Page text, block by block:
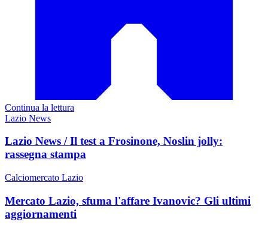
Continua la lettura
Lazio News
Lazio News / Il test a Frosinone, Noslin jolly:
rassegna stampa
Calciomercato Lazio
Mercato Lazio, sfuma l'affare Ivanovic? Gli ultimi
aggiornamenti